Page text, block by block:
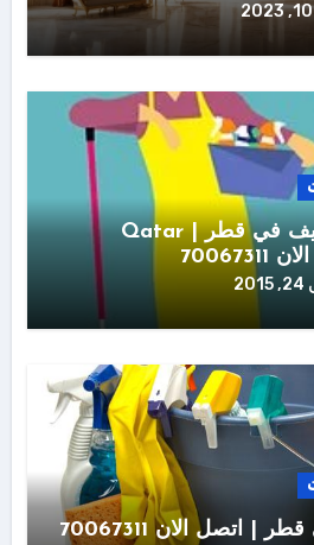
أفضل خدمات تنظيف في قطر | Qatar
اتصل الان 70067311